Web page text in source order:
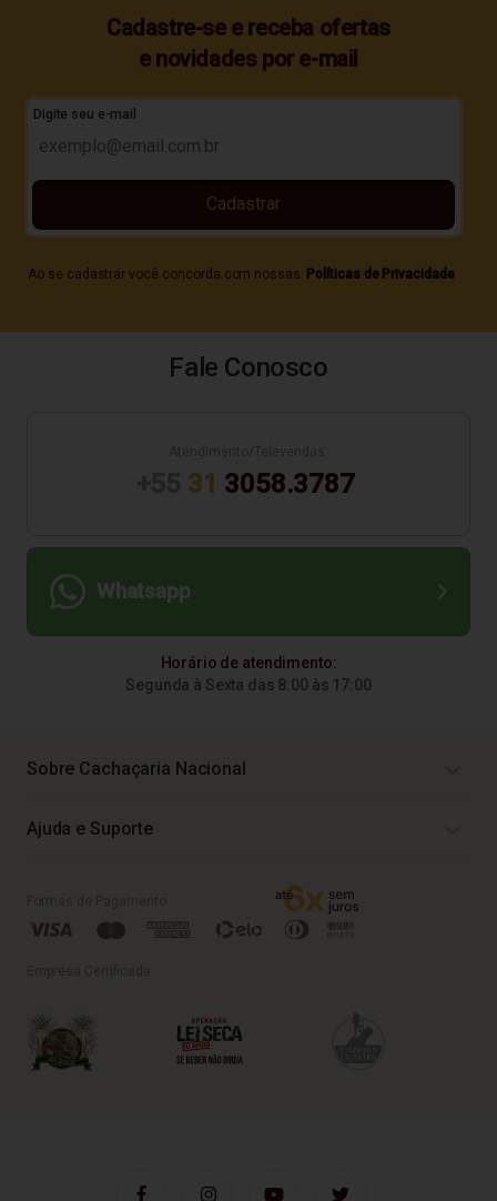
Cadastre-se e receba ofertas
e novidades por e-mail
Digite seu e-mail
Ao se cadastrar você concorda com nossas Políticas de Privacidade
Cadastrar
Fale Conosco
31 3058.3787
Whatsapp
Horário de atendimento:
Segunda à Sexta das 8:00 às 17:00
Sobre Cachaçaria Nacional
Ajuda e Suporte